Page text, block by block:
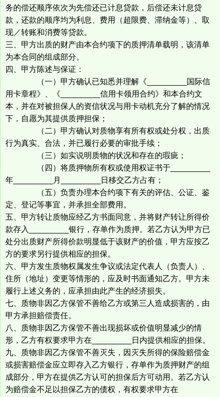
务的偿还顺序依次为先偿还已计息贷款，后偿还未计息贷
款，还款的顺序均为利息、费用（超限费、滞纳金等）、取
现／转账和消费等贷款。
三、甲方出质的财产由本合约项下的质押清单载明，该清单
为本合同的组成部分。
四、甲方陈述与保证：
（一）甲方确认已知悉并理解《_________国际信
用卡章程》、《_________信用卡领用合约》和本合约文
本，并在对被担保人的资信状况与用卡动机充分了解的情况
下，自愿为其提供质押担保；
（二）甲方确认对质物享有所有权或处分权，出质
行为真实、合法，并已履行必要的审批手续；
（三）如实说明质物的状况和存在的瑕疵；
（四）将质押物所有权或使用权证书于_________
年_________月_________日移交乙方占有；
（五）负责办理本合约项下有关的评估、公证、鉴
定、登记等事宜，并承担全部费用。
五、甲方转让质物应经乙方书面同意，并将财产转让所得价
款存入_________银行，存单作为质押。若乙方认为甲方已
处分出质财产所得价款明显低于该财产的价值，甲方应按乙
方的要求另行提供相应的担保。
六、甲方发生质物权属发生争议或法定代表人（负责人）、
住所（地址）变更等情形的，应及时书面通知乙方。甲方未
履行上述义务的，应承担由此产生的经济损失。
七、质物非因乙方保管不善给乙方或第三人造成损害的，由
甲方承担赔偿责任。
八、质物非因乙方保管不善出现损坏或价值明显减少的情
形，乙方有权要求甲方在_________日内提供相应的担保。
九、质物非因乙方保管不善灭失，因灭失所得的保险赔偿金
或损害赔偿金应立即存入乙方银行，存单作为质押财产的组
成部分，甲方在提供乙方认可的担保后方可动用。若乙方认
为赔偿金不足以担保乙方的债权，有权要求甲方在